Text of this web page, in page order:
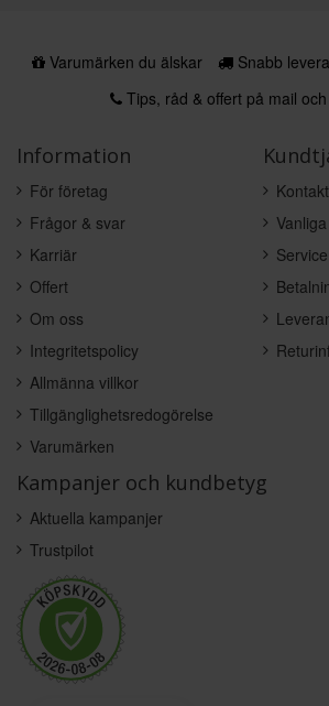
Varumärken du älskar
Snabb
Tips, råd & offert på mail
Information
För företag
Frågor & svar
Karriär
Offert
Om oss
Integritetspolicy
Allmänna villkor
Tillgänglighetsredogörelse
Varumärken
Kampanjer och kundbetyg
Aktuella kampanjer
Trustpilot